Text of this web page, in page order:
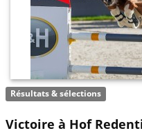
Résultats & sélections
Victoire à Hof